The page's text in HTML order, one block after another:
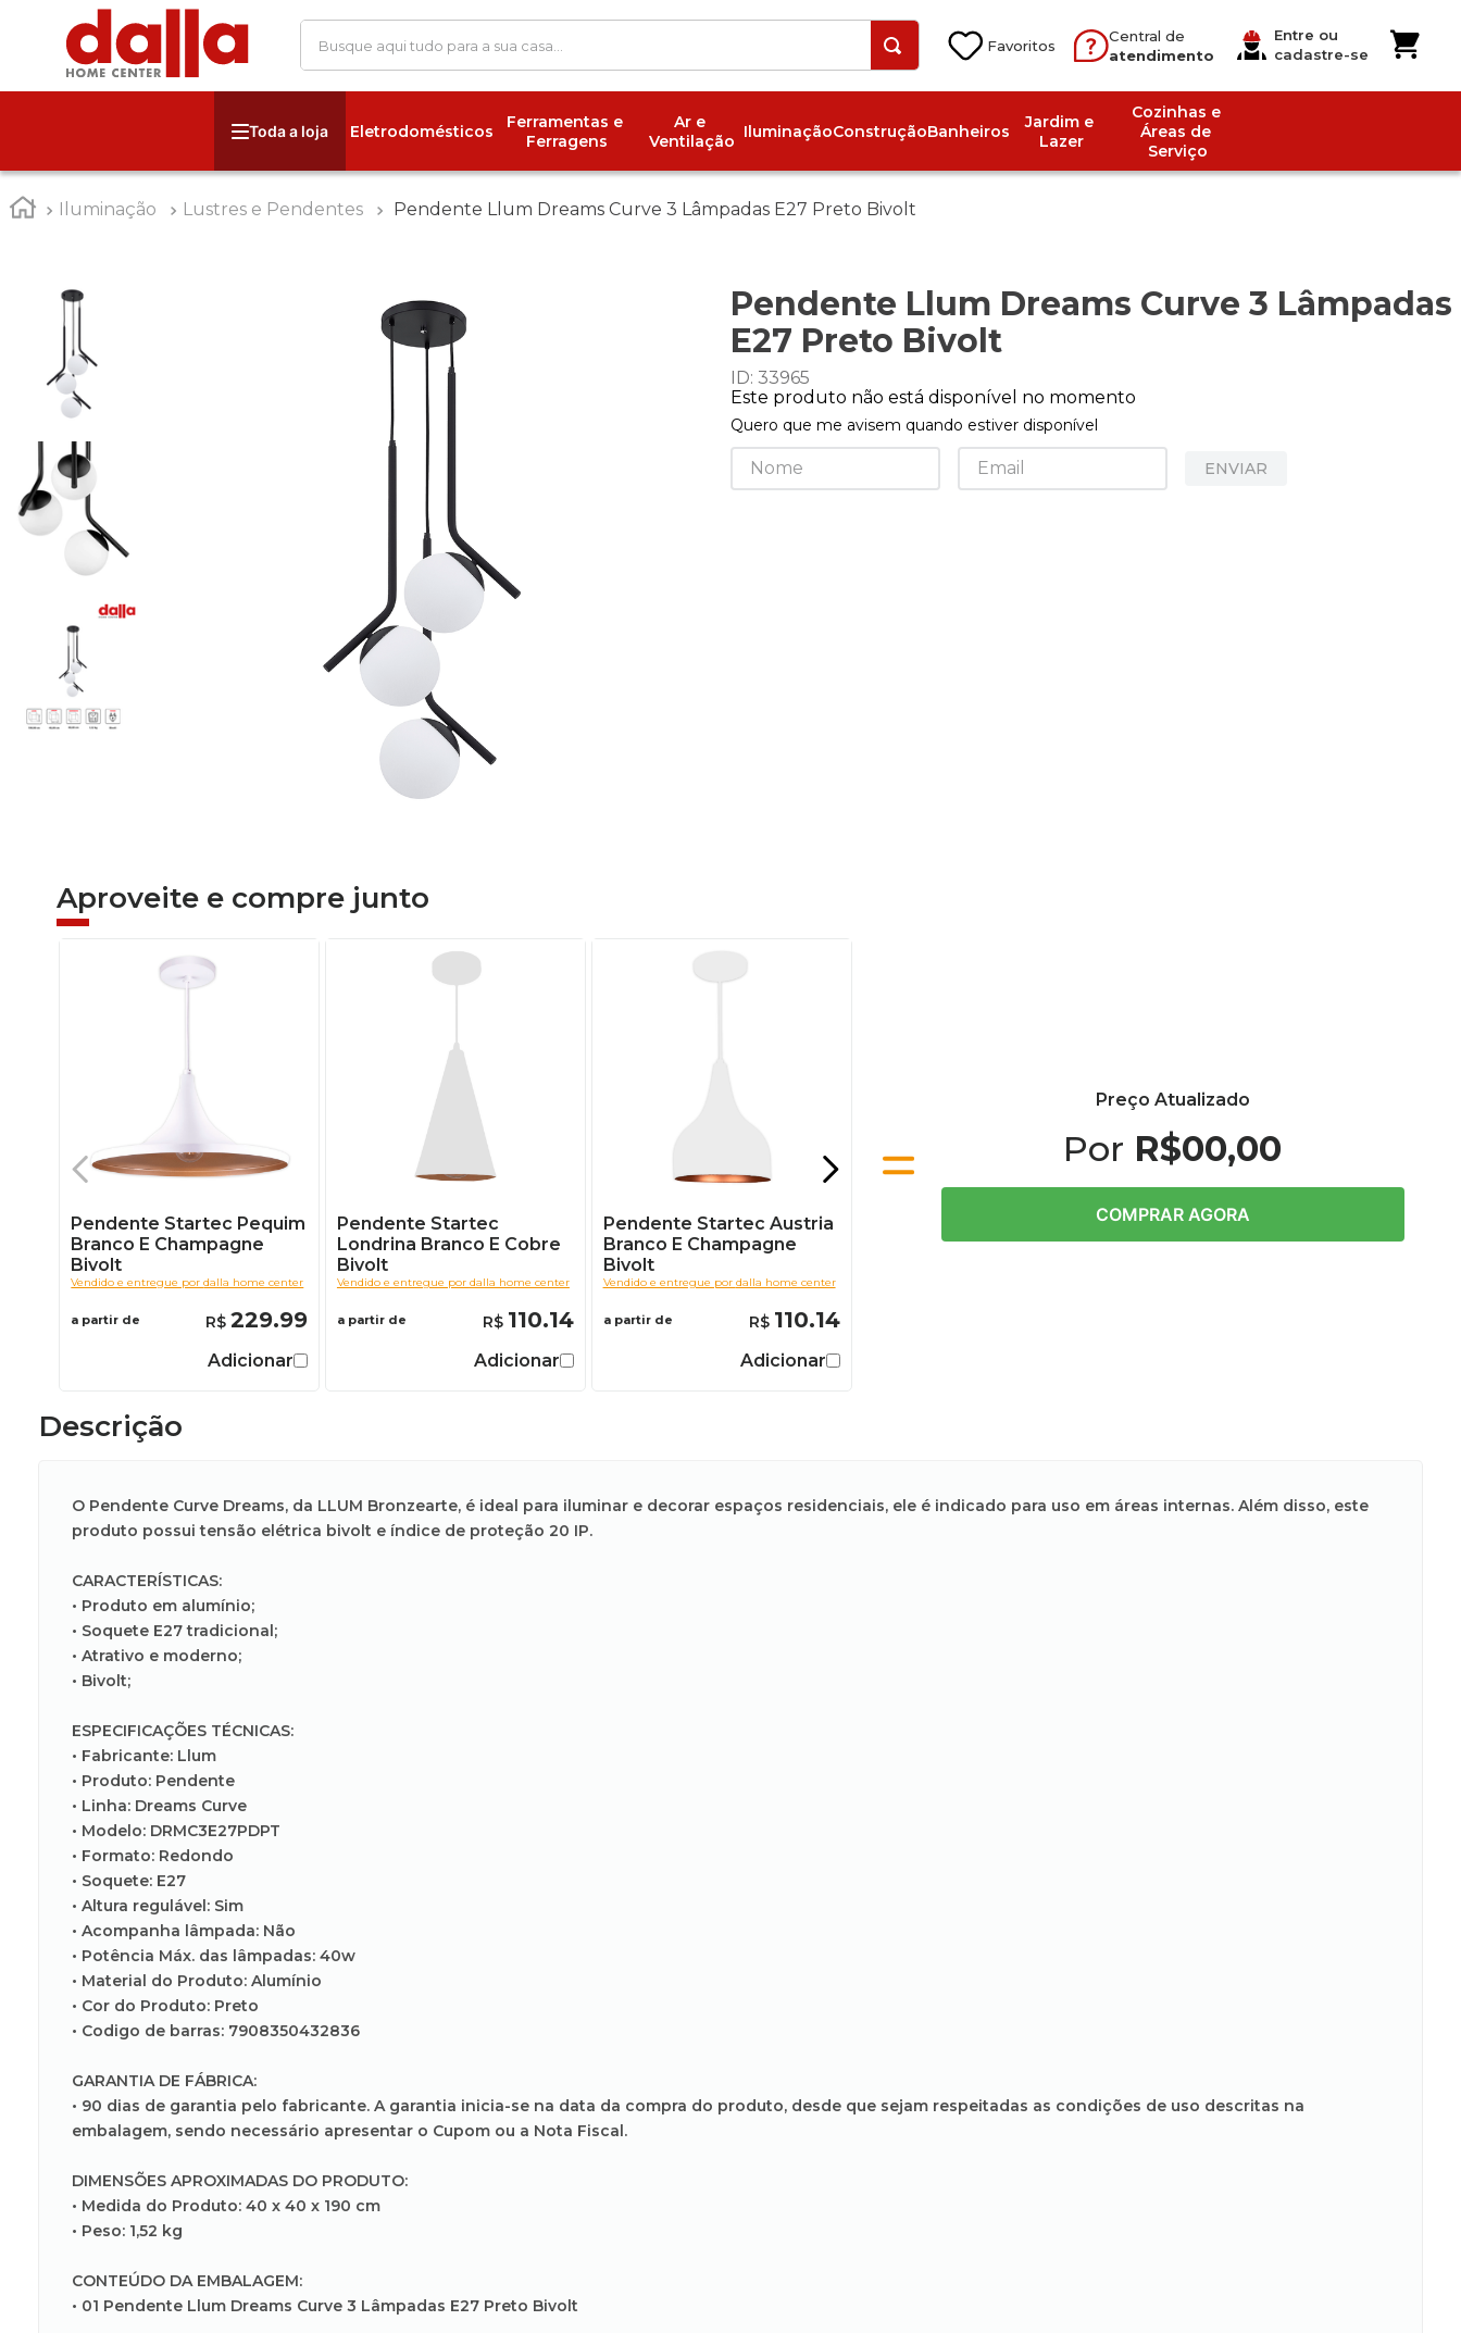
Busque aqui tudo para a sua casa...
Central de
atendimento
Entre ou
cadastre-se
Eletrodomésticos
Ferramentas e
Ferragens
Ar e
Ventilação IluminaçãoConstruçãoBanheiros
Jardim e
Lazer
Cozinhas e
Áreas de
Serviço
Iluminação Lustres e Pendentes Pendente Llum Dreams Curve 3 Lâmpadas E27 Preto Bivolt
Pendente Llum Dreams Curve 3 Lâmpadas
E27 Preto Bivolt
ID: 33965
Este produto não está disponível no momento
Quero que me avisem quando estiver disponível
ENVIAR
Aproveite e compre junto
Pendente Startec Pequim
Branco E Champagne
Bivolt
Vendido e entregue pordalla home center
a partir de 229.99
Adicionar
Pendente Startec
Londrina Branco E Cobre
Bivolt
Vendido e entregue por dalla home center
a partir de 110.14
Adicionar
Pendente Startec Austria
Branco E Champagne
Bivolt
Vendido e entregue por dalla home center
a partir de 110.14
Adicionar
Preço Atualizado
Por R$00,00
COMPRAR AGORA
Descrição
O Pendente Curve Dreams, da LLUM Bronzearte, é ideal para iluminar e decorar espaços residenciais, ele é indicado para uso em áreas internas. Além disso, este
produto possui tensão elétrica bivolt e índice de proteção 20 IP.
CARACTERÍSTICAS:
• Produto em alumínio;
• Soquete E27 tradicional;
• Atrativo e moderno;
• Bivolt;
ESPECIFICAÇÕES TÉCNICAS:
• Fabricante: Llum
• Produto: Pendente
• Linha: Dreams Curve
• Modelo: DRMC3E27PDPT
• Formato: Redondo
• Soquete: E27
• Altura regulável: Sim
• Acompanha lâmpada: Não
• Potência Máx. das lâmpadas: 40w
• Material do Produto: Alumínio
• Cor do Produto: Preto
• Codigo de barras: 7908350432836
GARANTIA DE FÁBRICA:
• 90 dias de garantia pelo fabricante. A garantia inicia-se na data da compra do produto, desde que sejam respeitadas as condições de uso descritas na
embalagem, sendo necessário apresentar o Cupom ou a Nota Fiscal.
DIMENSÕES APROXIMADAS DO PRODUTO:
• Medida do Produto: 40 x 40 x 190 cm
• Peso: 1,52 kg
CONTEÚDO DA EMBALAGEM:
• 01 Pendente Llum Dreams Curve 3 Lâmpadas E27 Preto Bivolt